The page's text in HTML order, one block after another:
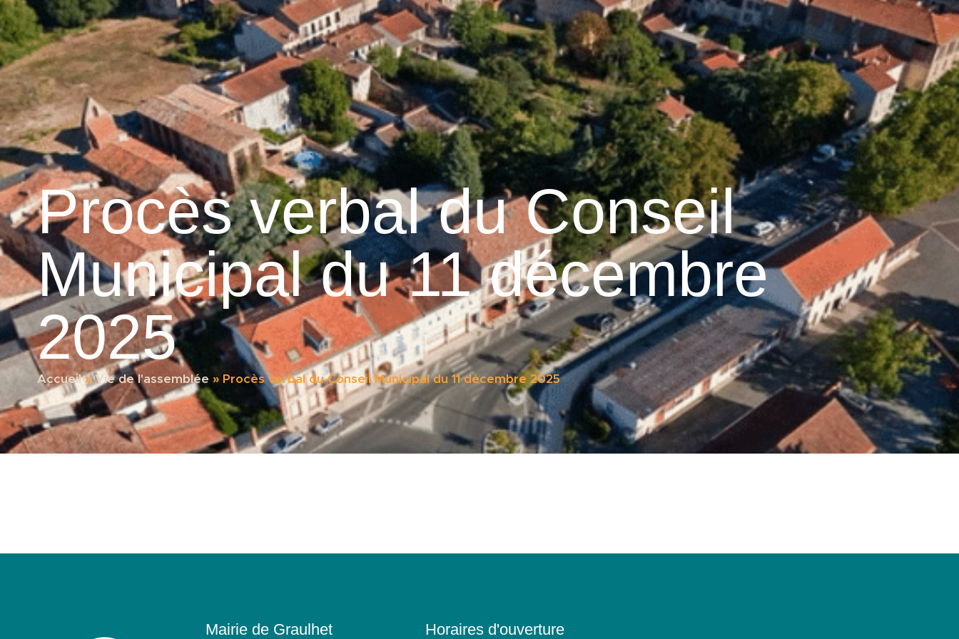
principal
Graulhet et le cuir Accueil Découvrir Graulhet Vie municipale Graulhet au quotidien Services pratiques 12 °C
Procès verbal du Conseil
Municipal du 11 décembre
2025
Accueil»Vie de l'assemblée » Procès verbal du Conseil Municipal du 11 décembre 2025
Mairie de Graulhet Horaires d'ouverture